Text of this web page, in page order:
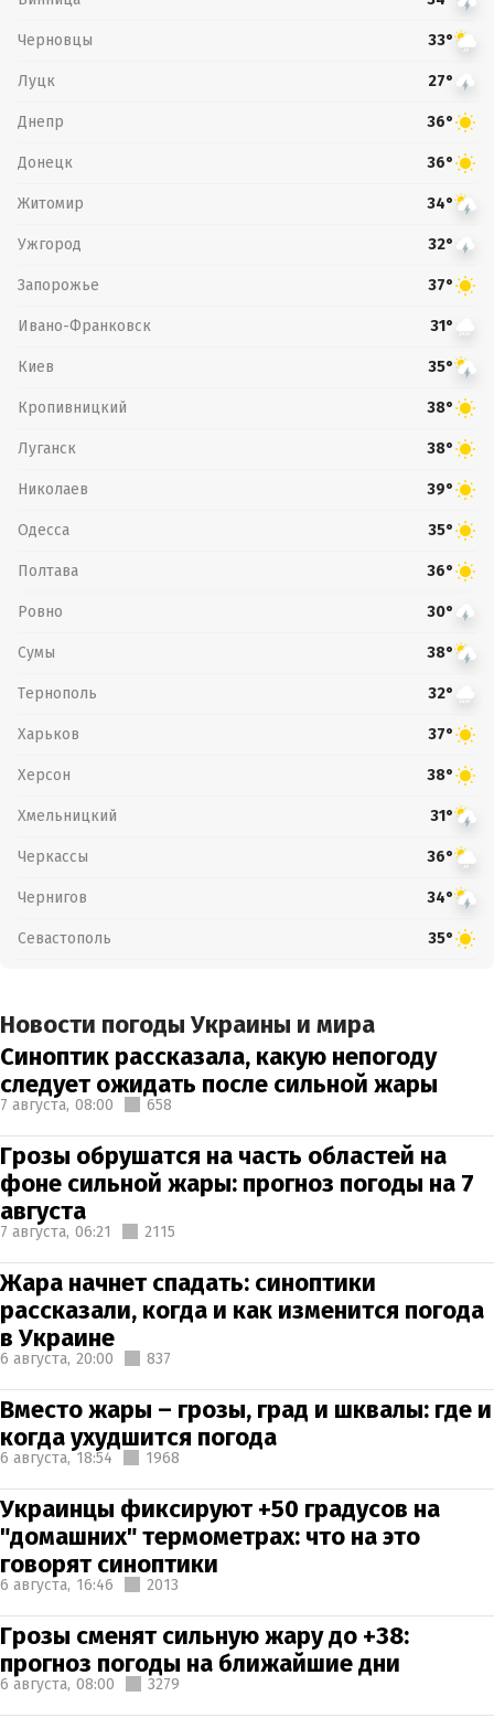
Черновцы 33°
Луцк 27°
Днепр 36°
Донецк 36°
Житомир 34°
Ужгород 32°
Запорожье 37°
Ивано-Франковск 31°
Киев 35°
Кропивницкий 38°
Луганск 38°
Николаев 39°
Одесса 35°
Полтава 36°
Ровно 30°
Сумы 38°
Тернополь 32°
Харьков 37°
Херсон 38°
Хмельницкий 31°
Черкассы 36°
Чернигов 34°
Севастополь 35°
Новости погоды Украины и мира
Синоптик рассказала, какую непогоду
следует ожидать после сильной жары
7 августа, 08:00 658
Грозы обрушатся на часть областей на
фоне сильной жары: прогноз погоды на 7
августа
7 августа, 06:21 2115
Жара начнет спадать: синоптики
рассказали, когда и как изменится погода
в Украине
6 августа, 20:00 837
Вместо жары – грозы, град и шквалы: где и
когда ухудшится погода
6 августа, 18:54 1968
Украинцы фиксируют +50 градусов на
"домашних" термометрах: что на это
говорят синоптики
6 августа, 16:46 2013
Грозы сменят сильную жару до +38:
прогноз погоды на ближайшие дни
6 августа, 08:00 3279